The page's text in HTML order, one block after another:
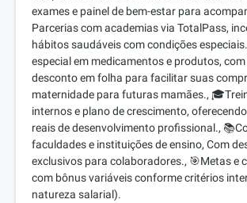
exames e painel de bem-estar para
Parcerias com academias via TotalPass,
hábitos saudáveis com condições
especial em medicamentos e produtos,
desconto em folha para facilitar suas
maternidade para futuras mamães.,
internos e plano de crescimento,
reais de desenvolvimento profissional.,
faculdades e instituições de ensino, Com
exclusivos para colaboradores., 🎯Metas e
com bônus variáveis conforme critérios
natureza salarial).